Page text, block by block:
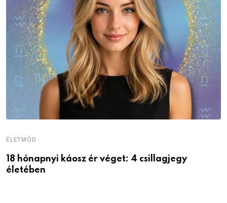
ÉLETMÓD
18 hónapnyi káosz ér véget: 4 csillagjegy
életében